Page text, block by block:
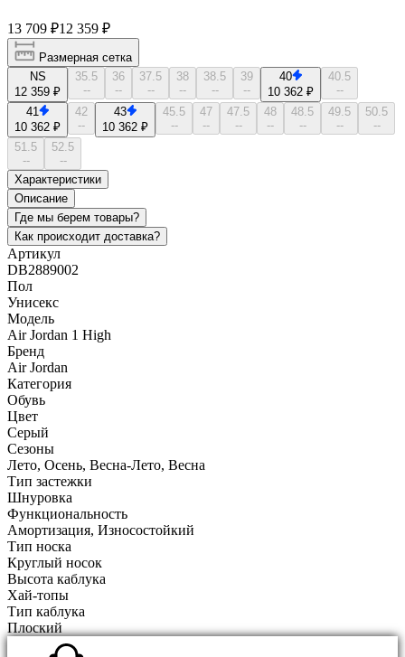
13 709 ₽12 359 ₽
Размерная сетка
NS
12 359 ₽
35.5
--
36
--
37.5
--
38
--
38.5
--
39
--
40
10 362 ₽
40.5
--
41
10 362 ₽
42
--
43
10 362 ₽
45.5
--
47
--
47.5
--
48
--
48.5
--
49.5
--
50.5
--
51.5
--
52.5
--
Характеристики
Описание
Где мы берем товары?
Как происходит доставка?
Артикул
DB2889002
Пол
Унисекс
Модель
Air Jordan 1 High
Бренд
Air Jordan
Категория
Обувь
Цвет
Серый
Сезоны
Лето, Осень, Весна-Лето, Весна
Тип застежки
Шнуровка
Функциональность
Амортизация, Износостойкий
Тип носка
Круглый носок
Высота каблука
Хай-топы
Тип каблука
Плоский